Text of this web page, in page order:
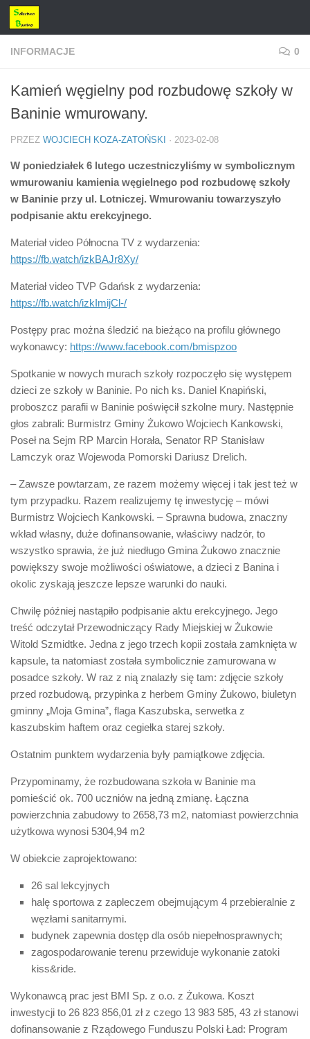
Przejdź do treści
INFORMACJE 0
Kamień węgielny pod rozbudowę szkoły w
Baninie wmurowany.
PRZEZ WOJCIECH KOZA-ZATOŃSKI · 2023-02-08
W poniedziałek 6 lutego uczestniczyliśmy w symbolicznym
wmurowaniu kamienia węgielnego pod rozbudowę szkoły
w Baninie przy ul. Lotniczej. Wmurowaniu towarzyszyło
podpisanie aktu erekcyjnego.
Materiał video Północna TV z wydarzenia:
https://fb.watch/izkBAJr8Xy/
Materiał video TVP Gdańsk z wydarzenia:
https://fb.watch/izkImijCl-/
Postępy prac można śledzić na bieżąco na profilu głównego
wykonawcy: https://www.facebook.com/bmispzoo
Spotkanie w nowych murach szkoły rozpoczęło się występem
dzieci ze szkoły w Baninie. Po nich ks. Daniel Knapiński,
proboszcz parafii w Baninie poświęcił szkolne mury. Następnie
głos zabrali: Burmistrz Gminy Żukowo Wojciech Kankowski,
Poseł na Sejm RP Marcin Horała, Senator RP Stanisław
Lamczyk oraz Wojewoda Pomorski Dariusz Drelich.
– Zawsze powtarzam, ze razem możemy więcej i tak jest też w
tym przypadku. Razem realizujemy tę inwestycję – mówi
Burmistrz Wojciech Kankowski. – Sprawna budowa, znaczny
wkład własny, duże dofinansowanie, właściwy nadzór, to
wszystko sprawia, że już niedługo Gmina Żukowo znacznie
powiększy swoje możliwości oświatowe, a dzieci z Banina i
okolic zyskają jeszcze lepsze warunki do nauki.
Chwilę później nastąpiło podpisanie aktu erekcyjnego. Jego
treść odczytał Przewodniczący Rady Miejskiej w Żukowie
Witold Szmidtke. Jedna z jego trzech kopii została zamknięta w
kapsule, ta natomiast została symbolicznie zamurowana w
posadce szkoły. W raz z nią znalazły się tam: zdjęcie szkoły
przed rozbudową, przypinka z herbem Gminy Żukowo, biuletyn
gminny „Moja Gmina”, flaga Kaszubska, serwetka z
kaszubskim haftem oraz cegiełka starej szkoły.
Ostatnim punktem wydarzenia były pamiątkowe zdjęcia.
Przypominamy, że rozbudowana szkoła w Baninie ma
pomieścić ok. 700 uczniów na jedną zmianę. Łączna
powierzchnia zabudowy to 2658,73 m2, natomiast powierzchnia
użytkowa wynosi 5304,94 m2
W obiekcie zaprojektowano:
26 sal lekcyjnych
halę sportowa z zapleczem obejmującym 4 przebieralnie z
węzłami sanitarnymi.
budynek zapewnia dostęp dla osób niepełnosprawnych;
zagospodarowanie terenu przewiduje wykonanie zatoki
kiss&ride.
Wykonawcą prac jest BMI Sp. z o.o. z Żukowa. Koszt
inwestycji to 26 823 856,01 zł z czego 13 983 585, 43 zł stanowi
dofinansowanie z Rządowego Funduszu Polski Ład: Program